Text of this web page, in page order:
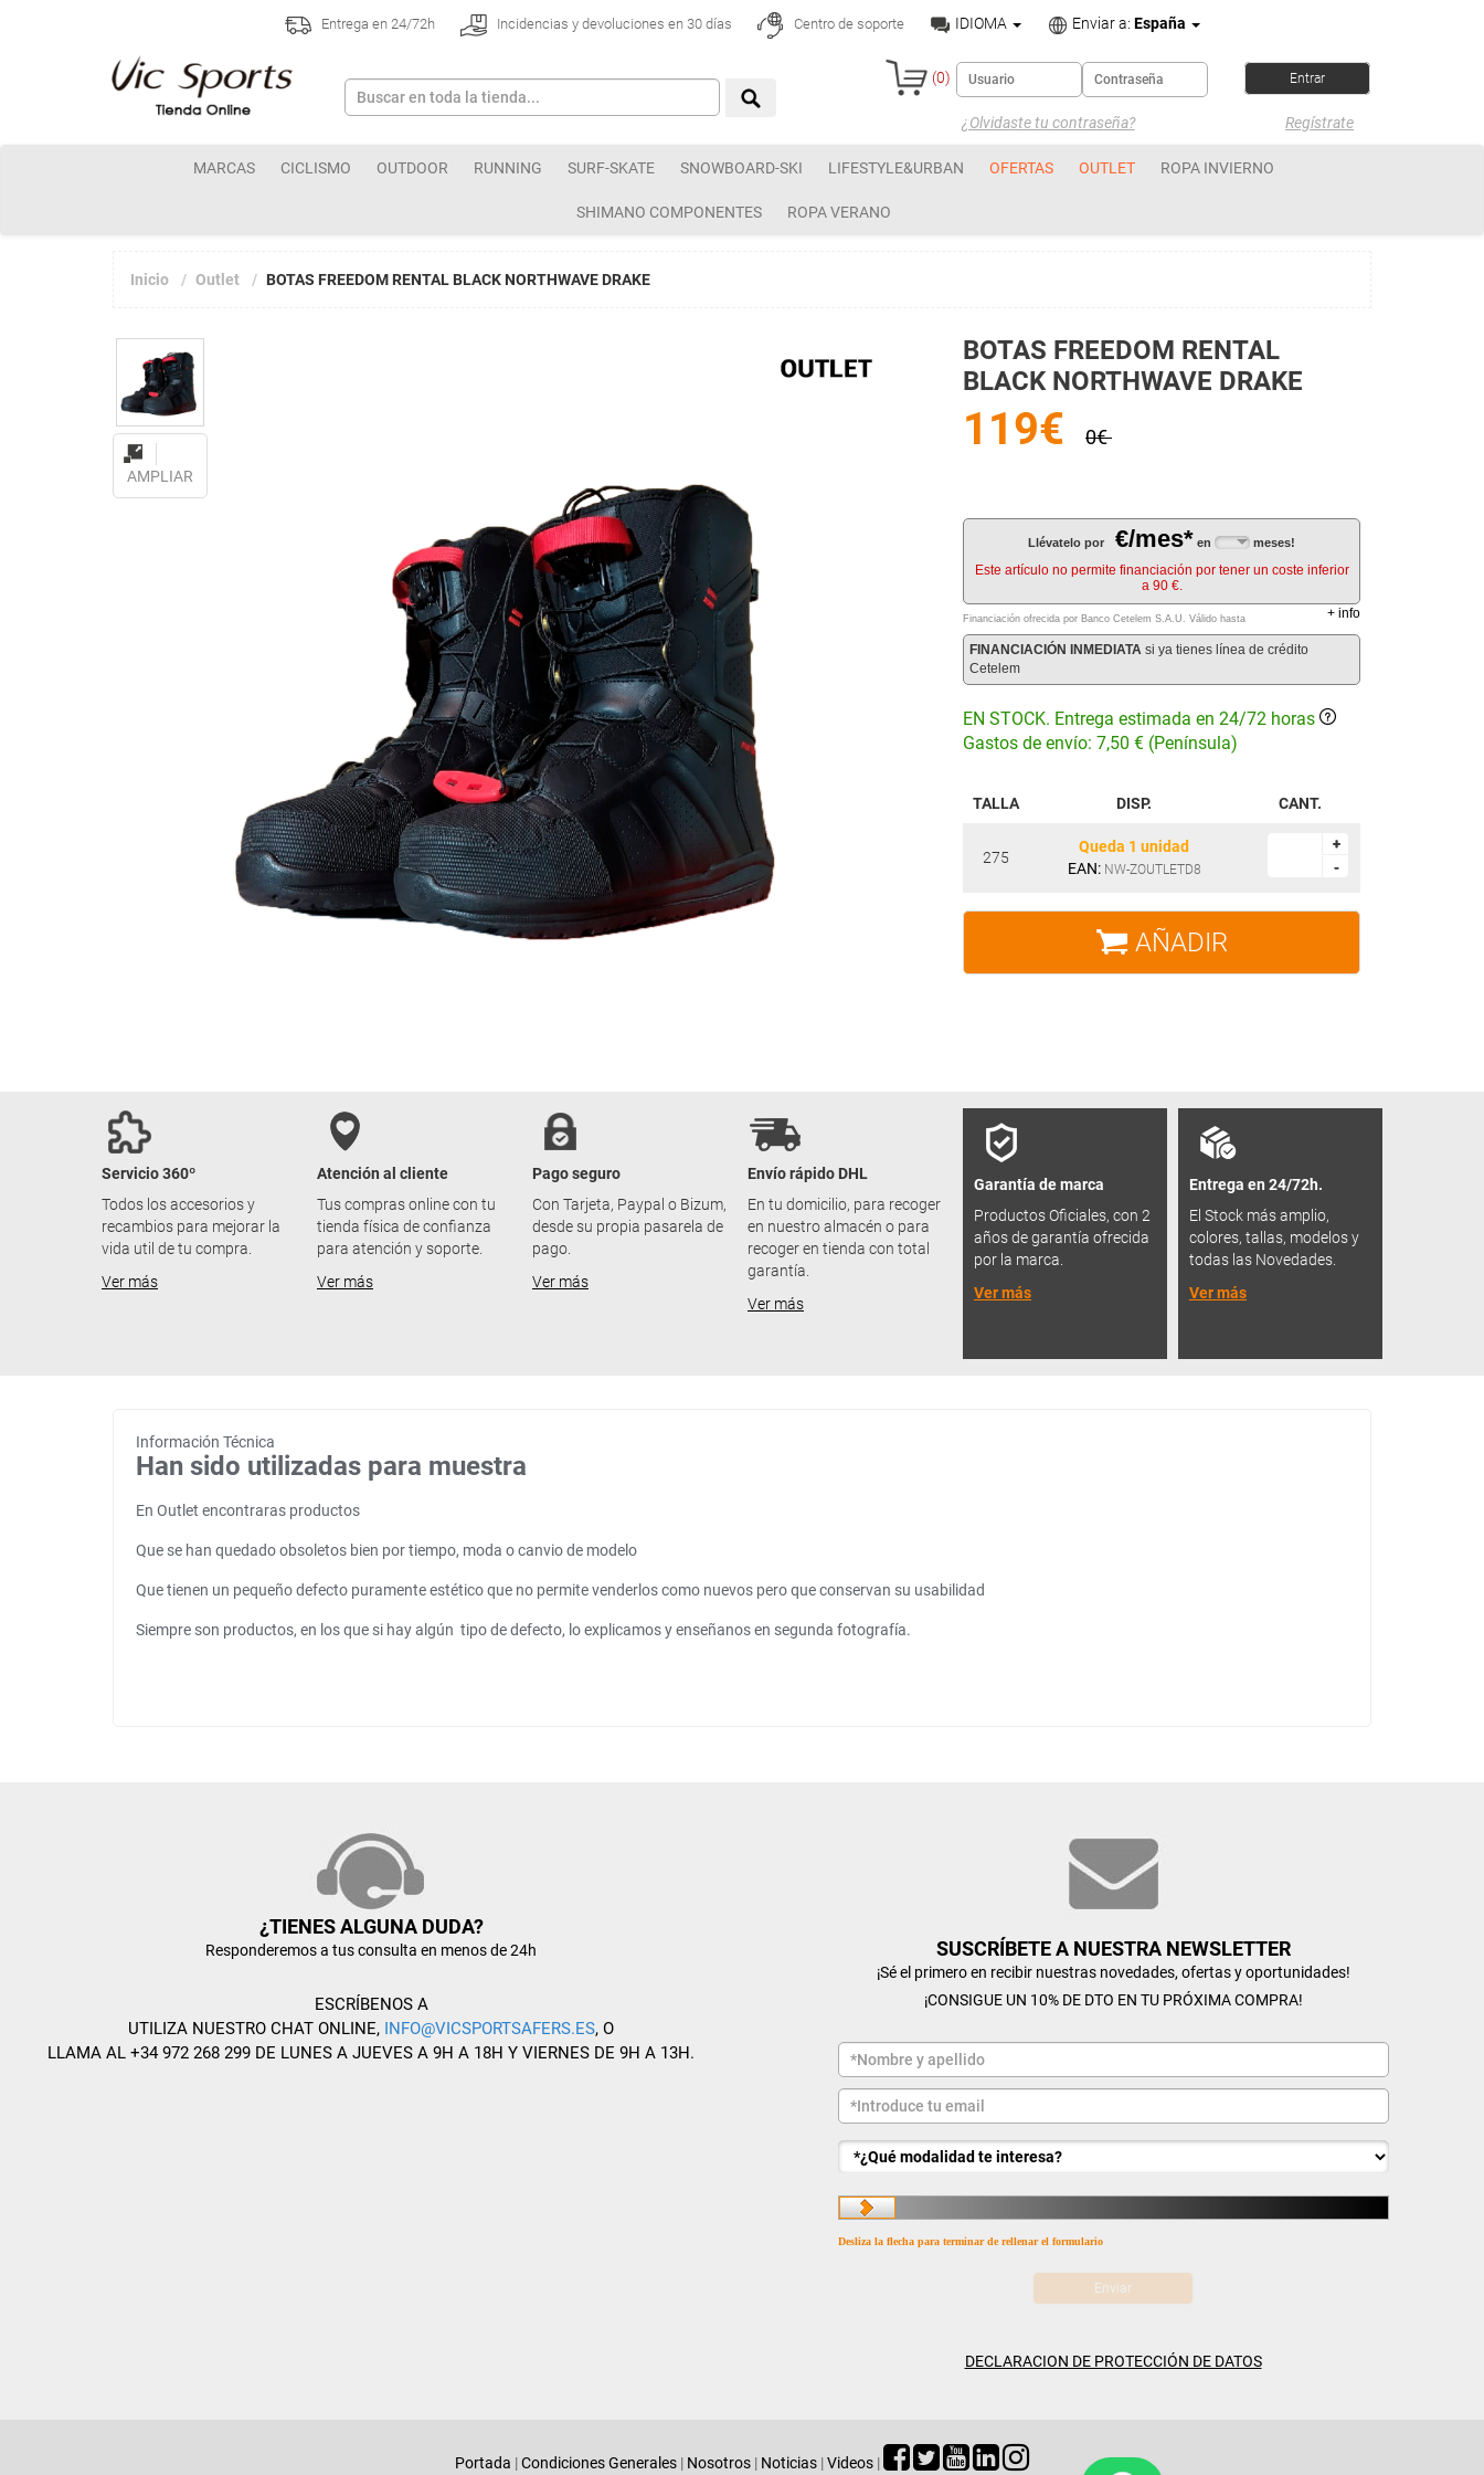
Entrega en 24/72h Incidencias y devoluciones en 30 días Centro de soporte IDIOMA Enviar a: España
(0)
¿Olvidaste tu contraseña? Regístrate
MARCAS CICLISMO OUTDOOR RUNNING SURF-SKATE SNOWBOARD-SKI LIFESTYLE&URBAN OFERTAS OUTLET ROPA INVIERNO
SHIMANO COMPONENTES ROPA VERANO
Inicio Outlet BOTAS FREEDOM RENTAL BLACK NORTHWAVE DRAKE
AMPLIAR
BOTAS FREEDOM RENTAL
BLACK NORTHWAVE DRAKE
119€ 0€
Llévatelo por €/mes* en meses!
Este artículo no permite financiación por tener un coste inferior
a 90 €.
Financiación ofrecida por Banco Cetelem S.A.U. Válido hasta + info
FINANCIACIÓN INMEDIATA si ya tienes línea de crédito
Cetelem
EN STOCK. Entrega estimada en 24/72 horas
Gastos de envío: 7,50 € (Península)
TALLA DISP. CANT.
275
Queda 1 unidad
EAN: NW-ZOUTLETD8
+
-
+
-
AÑADIR
Servicio 360º
Todos los accesorios y
recambios para mejorar la
vida util de tu compra.
Ver más
Atención al cliente
Tus compras online con tu
tienda física de confianza
para atención y soporte.
Ver más
Pago seguro
Con Tarjeta, Paypal o Bizum,
desde su propia pasarela de
pago.
Ver más
Envío rápido DHL
En tu domicilio, para recoger
en nuestro almacén o para
recoger en tienda con total
garantía.
Ver más
Garantía de marca
Productos Oficiales, con 2
años de garantía ofrecida
por la marca.
Ver más
Entrega en 24/72h.
El Stock más amplio,
colores, tallas, modelos y
todas las Novedades.
Ver más
Información Técnica
Han sido utilizadas para muestra
En Outlet encontraras productos
Que se han quedado obsoletos bien por tiempo, moda o canvio de modelo
Que tienen un pequeño defecto puramente estético que no permite venderlos como nuevos pero que conservan su usabilidad
Siempre son productos, en los que si hay algún tipo de defecto, lo explicamos y enseñanos en segunda fotografía.
¿TIENES ALGUNA DUDA?
Responderemos a tus consulta en menos de 24h
ESCRÍBENOS A
UTILIZA NUESTRO CHAT ONLINE, INFO@VICSPORTSAFERS.ES, O
LLAMA AL +34 972 268 299 DE LUNES A JUEVES A 9H A 18H Y VIERNES DE 9H A 13H.
SUSCRÍBETE A NUESTRA NEWSLETTER
¡Sé el primero en recibir nuestras novedades, ofertas y oportunidades!
¡CONSIGUE UN 10% DE DTO EN TU PRÓXIMA COMPRA!
Desliza la flecha para terminar de rellenar el formulario
DECLARACION DE PROTECCIÓN DE DATOS
Portada |Condiciones Generales | Nosotros | Noticias |Videos |